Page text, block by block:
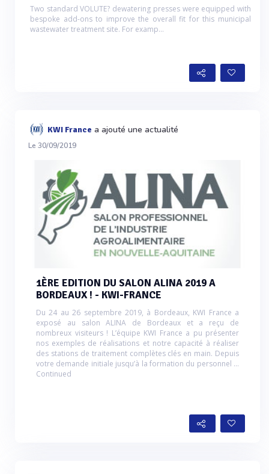
Two standard VOLUTE? dewatering presses were equipped with
bespoke add-ons to improve the overall fit for this municipal
wastewater treatment site. For examp...
KWI France a ajouté une actualité
Le 30/09/2019
1ÈRE EDITION DU SALON ALINA 2019 A
BORDEAUX ! - KWI-FRANCE
Du 24 au 26 septembre 2019, à Bordeaux, KWI France a
exposé au salon ALINA de Bordeaux et a reçu de
nombreux visiteurs ! L’équipe KWI France a pu présenter
nos exemples de réalisations et notre capacité à réaliser
des stations de traitement complètes clés en main. Depuis
votre demande initiale jusqu’à la formation du personnel …
Continued